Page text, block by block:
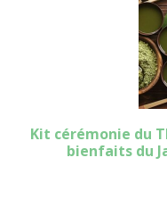
Kit cérémonie du
bienfaits du